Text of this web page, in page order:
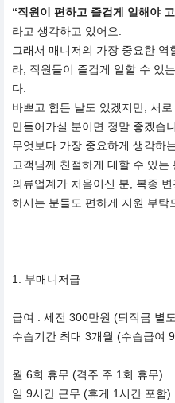
“직원이 편하고 즐겁게 일해야
라고 생각하고 있어요.
그래서 매니저의 가장 중요한
라, 직원들이 즐겁게 일할 수 있
다.
바쁘고 힘든 날도 있겠지만, 서
만들어가실 분이면 정말 좋겠습
무엇보다 가장 중요하게 생각하
고객님께 친절하게 대할 수 있
의류업계가 처음이신 분, 복종
하시는 분들도 편하게 지원 부탁
1. 부매니저급
급여 : 세전 300만원 (퇴직금 별
수습기간 최대 3개월 (수습급여
월 6회 휴무 (격주 주 1회 휴무)
일 9시간 근무 (휴게 1시간 포함)